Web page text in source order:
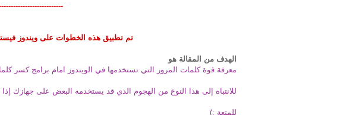
تم تطبيق هذه الخطوات على ويندوز فيستا
الهدف من المقالة هو
معرفة قوة كلمات المرور التي تستخدمها في الويندوز امام برامج كسر
للانتباه إلى هذا النوع من الهجوم الذي قد يستخدمه البعض على جهازك
للمتعة :)